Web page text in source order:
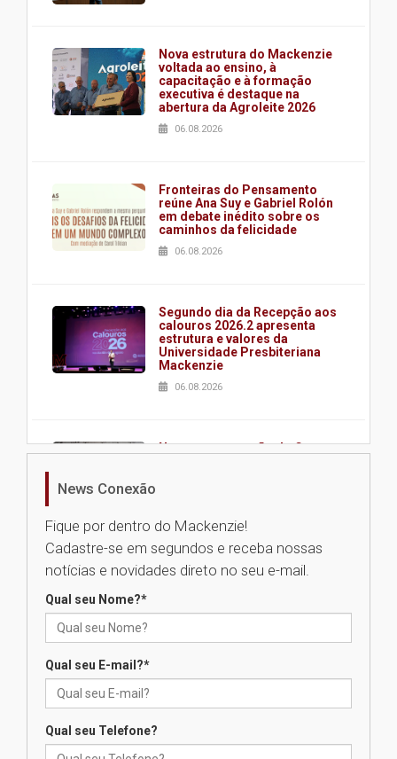
Nova estrutura do Mackenzie
voltada ao ensino, à
capacitação e à formação
executiva é destaque na
abertura da Agroleite 2026
06.08.2026
Fronteiras do Pensamento
reúne Ana Suy e Gabriel Rolón
em debate inédito sobre os
caminhos da felicidade
06.08.2026
Segundo dia da Recepção aos
calouros 2026.2 apresenta
estrutura e valores da
Universidade Presbiteriana
Mackenzie
06.08.2026
Nova apresentação do Centro
Universidade Mackenzie
realizará nova edição da Feira
das novas tecnologias em
News Conexão
Fique por dentro do Mackenzie!
Cadastre-se em segundos e receba nossas
notícias e novidades direto no seu e-mail.
Qual seu Nome?*
Qual seu E-mail?*
Qual seu Telefone?